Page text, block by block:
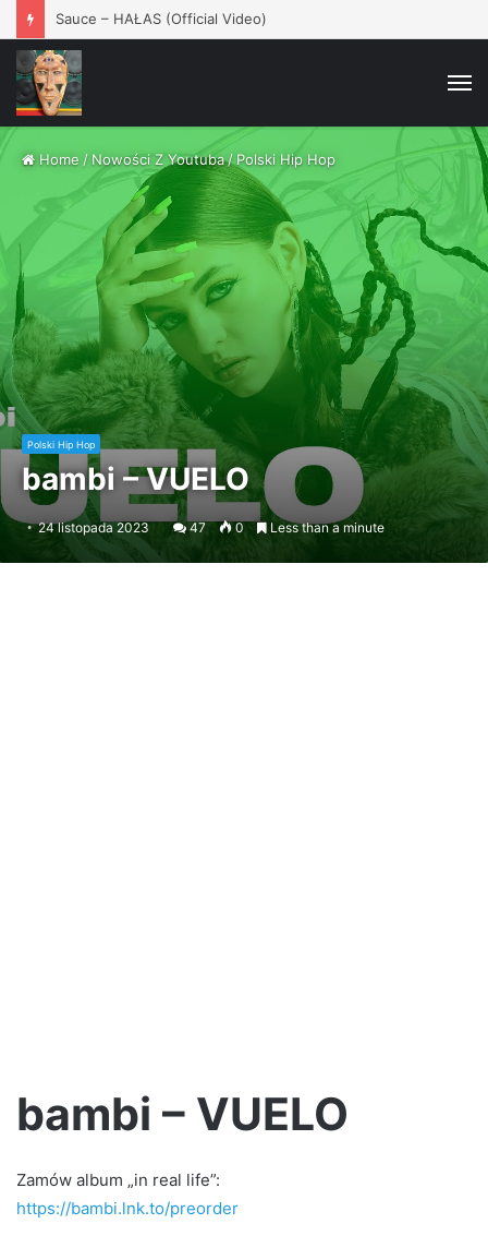
Sauce – HAŁAS (Official Video)
Home /Nowości Z Youtuba/Polski Hip Hop
Polski Hip Hop
bambi – VUELO
24 listopada 2023 47 0 Less than a minute
bambi – VUELO
Zamów album „in real life”:
https://bambi.lnk.to/preorder